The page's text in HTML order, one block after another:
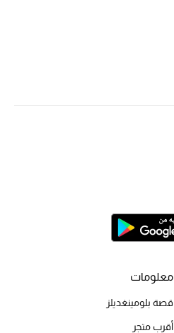
معلومات
قصة بلومينغديلز
أقرب متجر